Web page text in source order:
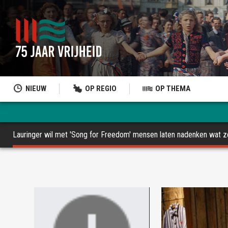
NIEUW OP REGIO OP THEMA
Lauringer wil met 'Song for Freedom' mensen laten nadenken wat